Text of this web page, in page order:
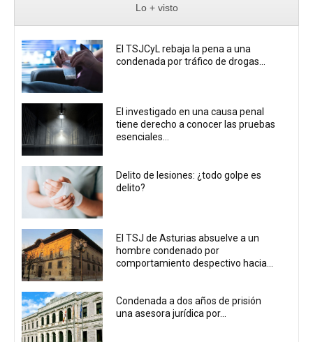
Lo + visto
El TSJCyL rebaja la pena a una
condenada por tráfico de drogas...
El investigado en una causa penal
tiene derecho a conocer las pruebas
esenciales...
Delito de lesiones: ¿todo golpe es
delito?
El TSJ de Asturias absuelve a un
hombre condenado por
comportamiento despectivo hacia...
Condenada a dos años de prisión
una asesora jurídica por...